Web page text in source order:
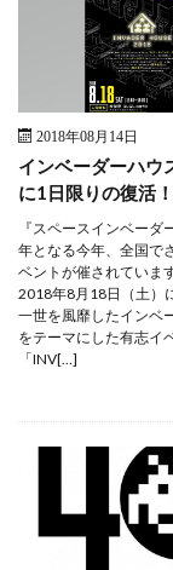
2018年08月14日
インベーダーハウ
に1日限りの復活！
『スペースインベーダ
年となる今年、全国で
ベントが催されていま
2018年8月18日（土）
一世を風靡したインベ
をテーマにした有志イ
「INV[…]